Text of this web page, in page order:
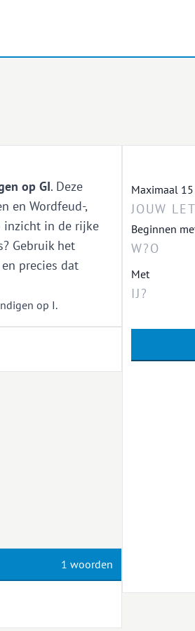
op GI. Deze
en Wordfeud-,
inzicht in de rijke
Gebruik het
precies dat
op I.
1 woorden
Maximaal
Beginnen
Met